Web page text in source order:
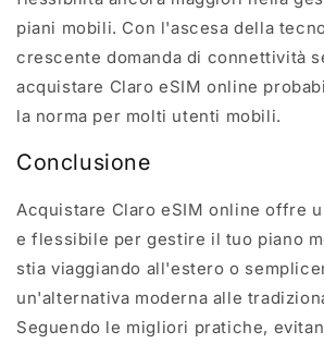
piani mobili. Con l'ascesa della
crescente domanda di connettività
acquistare Claro eSIM online
la norma per molti utenti mobili.
Conclusione
Acquistare Claro eSIM online offre
e flessibile per gestire il tuo piano
stia viaggiando all'estero o
un'alternativa moderna alle
Seguendo le migliori pratiche,